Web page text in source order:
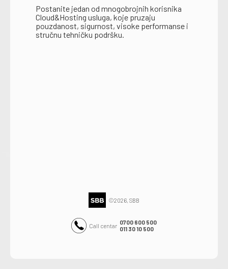
Postanite jedan od mnogobrojnih korisnika
Cloud&Hosting usluga, koje pruzaju
pouzdanost, sigurnost, visoke performanse i
stručnu tehničku podršku.
©2026, SBB
Call centar 0700 600 500
011 30 10 500